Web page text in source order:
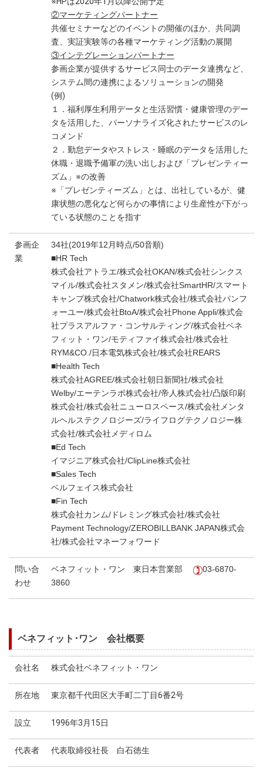
②マーケティングパートナー
共催セミナーなどのイベントの開催のほか、共同調
査、実証実験等の各種マーケティング活動の展開
③インテグレーションパートナー
参画企業が提供するサービス同士のデータ連携など、
システム間の連携によるソリューションの開発
(例)
１．福利厚生利用データと生活習慣・健康管理のデー
タを活用した、パーソナライズ化されたサービスのレ
コメンド
２．勤怠データやストレス・睡眠のデータを活用した
休職・退職予備軍の洗い出しおよび「プレゼンティー
ズム」※の改善
※「プレゼンティーズム」とは、出社しているが、健
康状態の悪化など何らかの事情により生産性が下がっ
ている状態のことを指す
参画企
業
34社(2019年12月時点/50音順)
■HR Tech
株式会社アトラエ/株式会社OKAN/株式会社シンクス
マイル/株式会社スタメン/株式会社SmartHR/スマート
キャンプ株式会社/Chatwork株式会社/株式会社パンフ
ォーユー/株式会社BtoA/株式会社Phone Appli/株式会
社プラスアルファ・コンサルティング/株式会社ベネ
フィット・ワン/モティファイ株式会社/株式会社
RYM&CO./日本電気株式会社/株式会社REARS
■Health Tech
株式会社AGREE/株式会社朝日新聞社/株式会社
Welby/エーテンラボ株式会社/帝人株式会社/凸版印刷
株式会社/株式会社ニューロスペース/株式会社メンタ
ルヘルステクノロジーズ/ライフログテクノロジー株
式会社/株式会社メディロム
■Ed Tech
イマジニア株式会社/ClipLine株式会社
■Sales Tech
ベルフェイス株式会社
■Fin Tech
株式会社カンム/ドレミング株式会社/株式会社
Payment Technology/ZEROBILLBANK JAPAN株式会
社/株式会社マネーフォワード
問い合
わせ
ベネフィット・ワン 東日本営業部
03-6870-
3860
ベネフィット･ワン 会社概要
会社名 株式会社ベネフィット・ワン
所在地 東京都千代田区大手町二丁目6番2号
設立 1996年3月15日
代表者 代表取締役社長 白石徳生